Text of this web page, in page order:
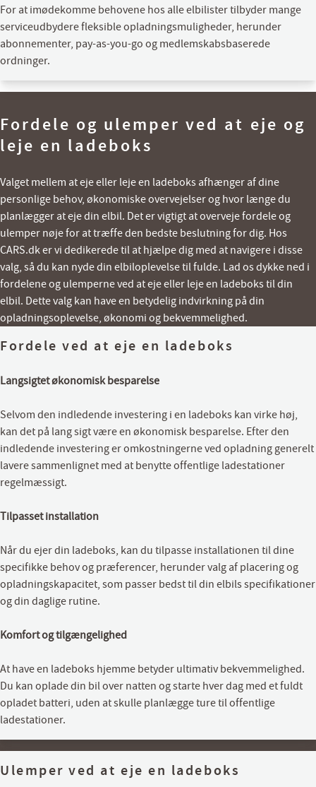
For at imødekomme behovene hos alle elbilister tilbyder mange
serviceudbydere fleksible opladningsmuligheder, herunder
abonnementer, pay-as-you-go og medlemskabsbaserede
ordninger.
Fordele og ulemper ved at eje og
leje en ladeboks
Valget mellem at eje eller leje en ladeboks afhænger af dine
personlige behov, økonomiske overvejelser og hvor længe du
planlægger at eje din elbil. Det er vigtigt at overveje fordele og
ulemper nøje for at træffe den bedste beslutning for dig. Hos
CARS.dk er vi dedikerede til at hjælpe dig med at navigere i disse
valg, så du kan nyde din elbiloplevelse til fulde. Lad os dykke ned i
fordelene og ulemperne ved at eje eller leje en ladeboks til din
elbil. Dette valg kan have en betydelig indvirkning på din
opladningsoplevelse, økonomi og bekvemmelighed.
Fordele ved at eje en ladeboks
Langsigtet økonomisk besparelse
Selvom den indledende investering i en ladeboks kan virke høj,
kan det på lang sigt være en økonomisk besparelse. Efter den
indledende investering er omkostningerne ved opladning generelt
lavere sammenlignet med at benytte offentlige ladestationer
regelmæssigt.
Tilpasset installation
Når du ejer din ladeboks, kan du tilpasse installationen til dine
specifikke behov og præferencer, herunder valg af placering og
opladningskapacitet, som passer bedst til din elbils specifikationer
og din daglige rutine.
Komfort og tilgængelighed
At have en ladeboks hjemme betyder ultimativ bekvemmelighed.
Du kan oplade din bil over natten og starte hver dag med et fuldt
opladet batteri, uden at skulle planlægge ture til offentlige
ladestationer.
Ulemper ved at eje en ladeboks